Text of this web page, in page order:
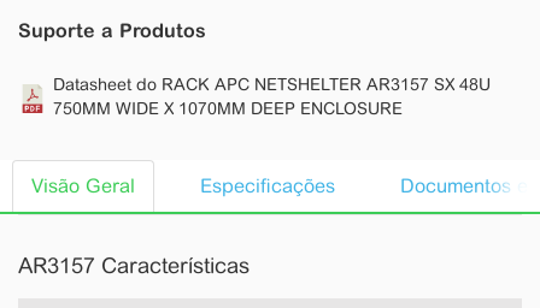
Suporte a Produtos
Datasheet do RACK APC NETSHELTER AR3157 SX 48U
750MM WIDE X 1070MM DEEP ENCLOSURE
Visão Geral Especificações Documentos e
AR3157 Características